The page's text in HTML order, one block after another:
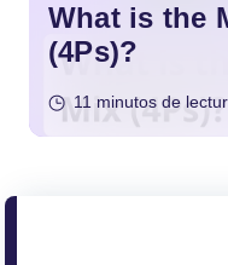
What is the
(4Ps)?
11 minutos de